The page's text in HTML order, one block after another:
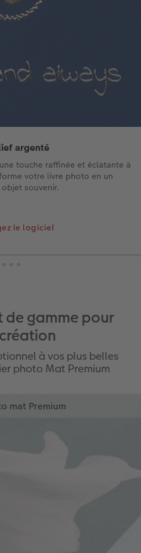
argenté
touche raffinée et éclatante à
votre livre photo en un
souvenir.
le logiciel
de gamme pour
à vos plus belles
photo Mat Premium